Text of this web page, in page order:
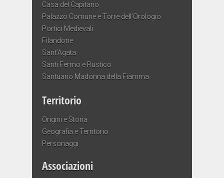
Casa del Capitano
Palazzo Comune e Torre dell’Orologio
Portici Medievali
Filandone
Sant’Agata
Santi Fermo e Rustico
Santuario Madonna della Fiamma
Territorio
Origini e Storia
Geografia e Territorio
Personaggi
Associazioni